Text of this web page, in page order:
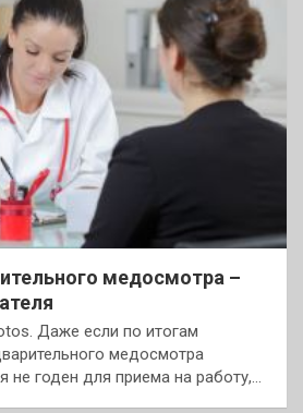
медосмотра –
Даже если по итогам
медосмотра
не годен для приема на работу,…